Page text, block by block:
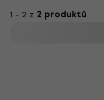
1 - 2 z 2 produktů